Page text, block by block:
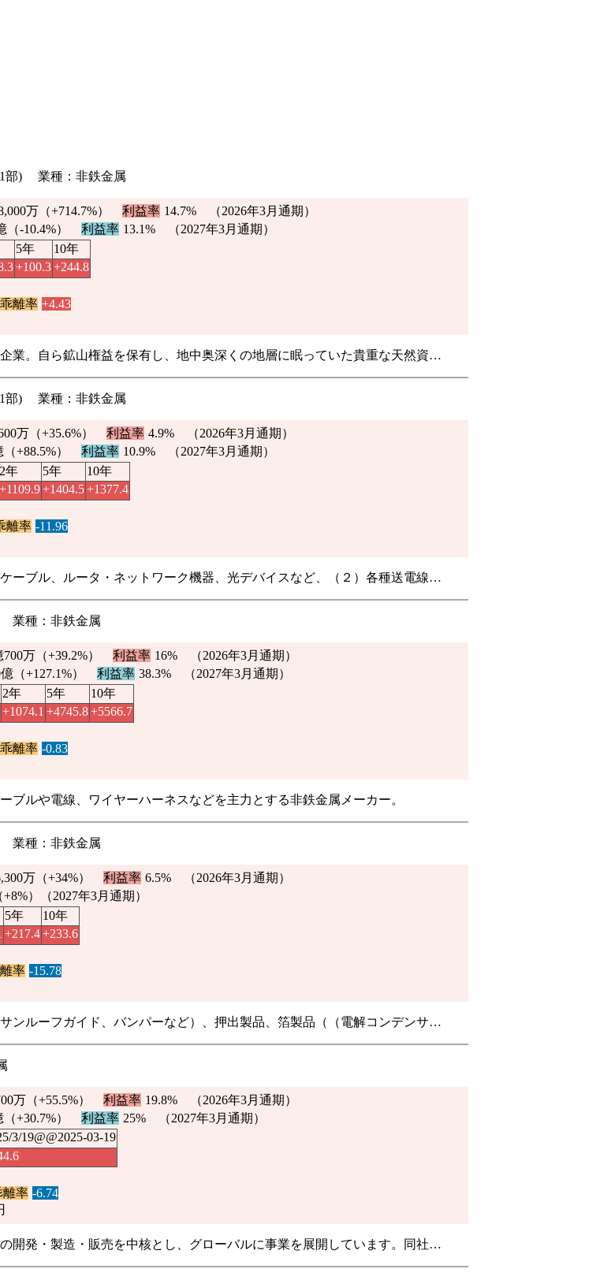
部) 業種：非鉄金属
万（+714.7%） 利益率 14.7%
（2026年3月通期）
（-10.4%） 利益率 13.1% （2027年3月通期）
5年
10年
+100.3+244.8
離率 +4.43
業。自ら鉱山権益を保有し、地中奥深くの地層に眠っていた貴重な天然資…
部) 業種：非鉄金属
万（+35.6%） 利益率 4.9%
（2026年3月通期）
（+88.5%） 利益率 10.9% （2027年3月通期）
2年 5年
10年
+1109.9+1404.5+1377.4
離率 -11.96
ーブル、ルータ・ネットワーク機器、光デバイスなど、（２）各種送電線…
業種：非鉄金属
700万（+39.2%） 利益率 16%
（2026年3月通期）
（+127.1%） 利益率 38.3% （2027年3月通期）
2年 5年
10年
+1074.1 +4745.8+5566.7
離率 -0.83
ルや電線、ワイヤーハーネスなどを主力とする非鉄金属メーカー。
業種：非鉄金属
万（+34%） 利益率 6.5%
（2026年3月通期）
+8%）（2027年3月通期）
5年
10年
+217.4+233.6
率 -15.78
ンルーフガイド、バンパーなど）、押出製品、箔製品（（電解コンデンサ…
万（+55.5%） 利益率 19.8%
（2026年3月通期）
（+30.7%） 利益率 25% （2027年3月通期）
3/19@@2025-03-19
離率 -6.74
開発・製造・販売を中核とし、グローバルに事業を展開しています。同社…